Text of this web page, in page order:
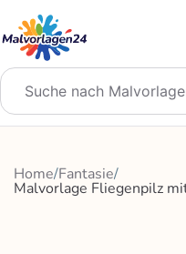
Inhalt
springen
Home/Fantasie/
Malvorlage Fliegenpilz